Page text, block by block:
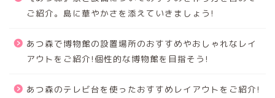
ご紹介。島に華やかさを添えていきましょう!
あつ森で博物館の設置場所のおすすめやおしゃれなレイ
アウトをご紹介!個性的な博物館を目指そう!
あつ森のテレビ台を使ったおすすめレイアウトをご紹介!